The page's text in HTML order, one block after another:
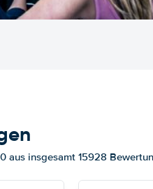
aus insgesamt 15928